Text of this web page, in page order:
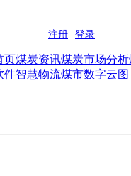
页煤炭资讯煤炭市场分析
件智慧物流煤市数字云图